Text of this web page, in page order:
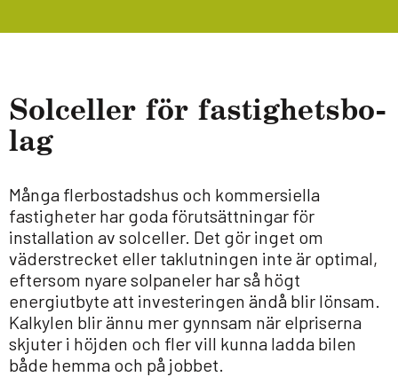
Sol­cel­ler för fas­tig­hets­bo­
lag
Många flerbostadshus och kommersiella
fastigheter har goda förutsättningar för
installation av solceller. Det gör inget om
väderstrecket eller taklutningen inte är optimal,
eftersom nyare solpaneler har så högt
energiutbyte att investeringen ändå blir lönsam.
Kalkylen blir ännu mer gynnsam när elpriserna
skjuter i höjden och fler vill kunna ladda bilen
både hemma och på jobbet.